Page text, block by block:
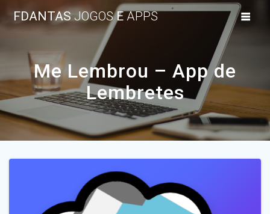
Skip
to
FDANTASJOGOSEAPPS
Me Lembrou – App de
Lembretes